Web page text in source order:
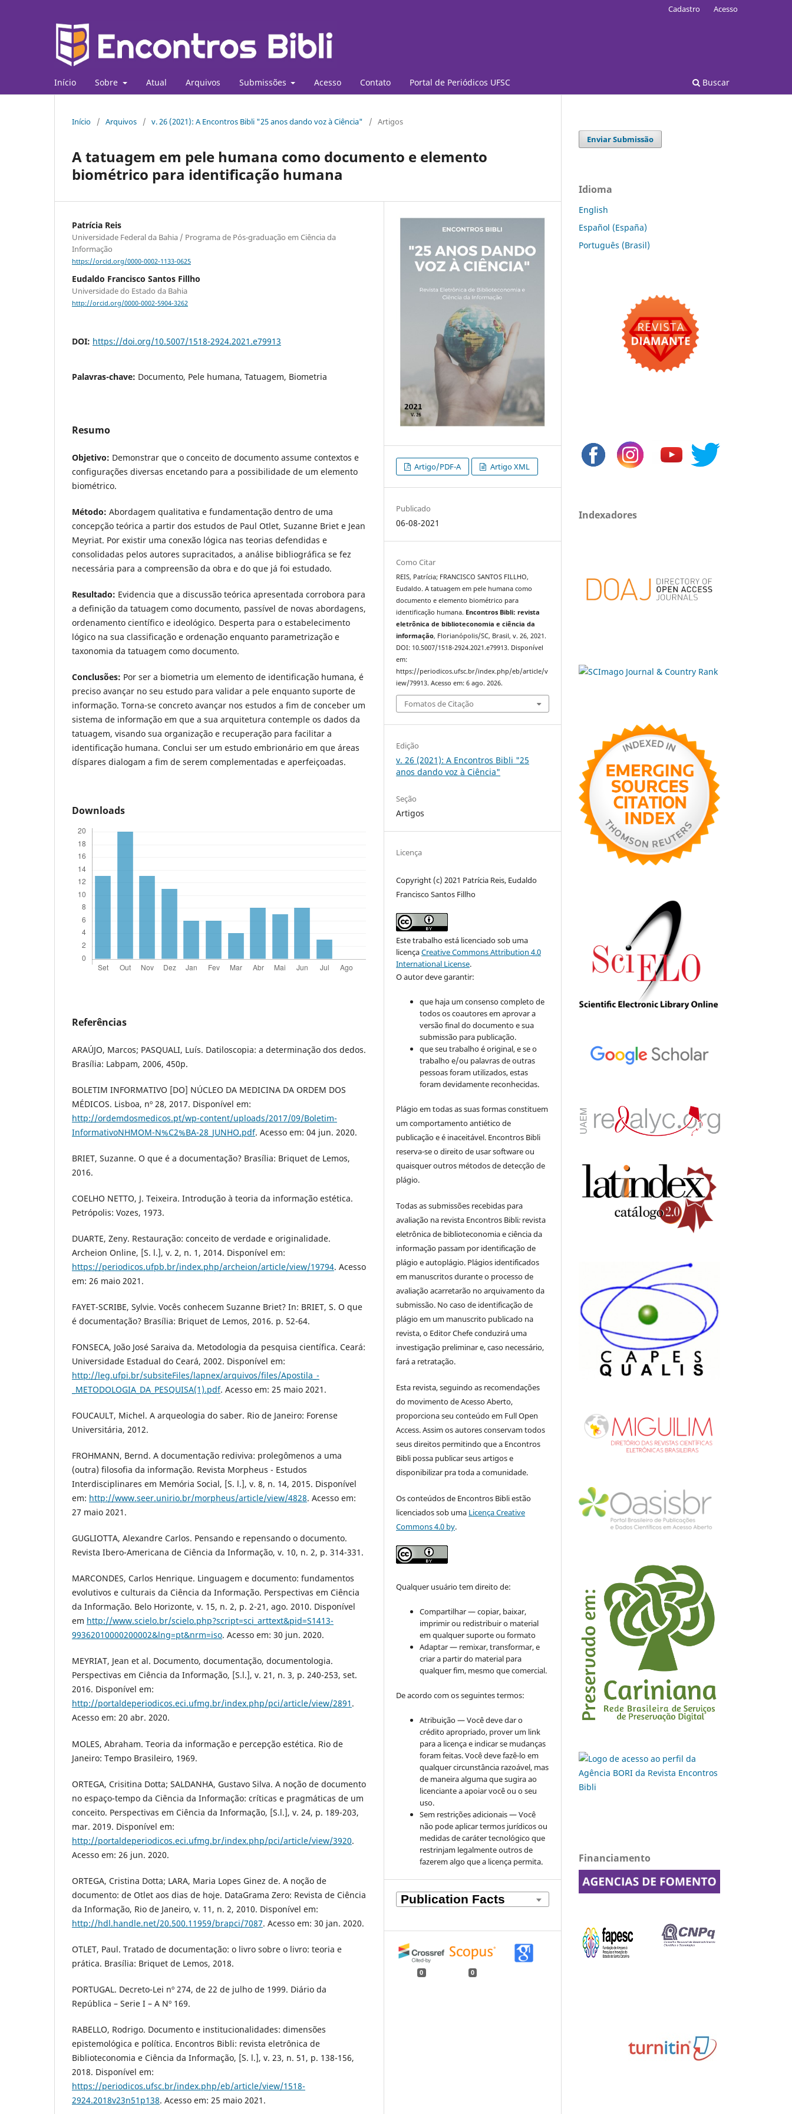
Início Sobre Atual Arquivos Submissões Acesso Contato Portal de Periódicos UFSC Buscar
Cadastro Acesso
Início / Arquivos / v. 26 (2021): A Encontros Bibli "25 anos dando voz à Ciência" / Artigos
A tatuagem em pele humana como documento e elemento
biométrico para identificação humana
Patrícia Reis
Universidade Federal da Bahia / Programa de Pós-graduação em Ciência da
Informação
https://orcid.org/0000-0002-1133-0625
Eudaldo Francisco Santos Fillho
Universidade do Estado da Bahia
http://orcid.org/0000-0002-5904-3262
DOI: https://doi.org/10.5007/1518-2924.2021.e79913
Palavras-chave: Documento, Pele humana, Tatuagem, Biometria
Resumo
Objetivo: Demonstrar que o conceito de documento assume contextos e
configurações diversas encetando para a possibilidade de um elemento
biométrico.
Método: Abordagem qualitativa e fundamentação dentro de uma
concepção teórica a partir dos estudos de Paul Otlet, Suzanne Briet e Jean
Meyriat. Por existir uma conexão lógica nas teorias defendidas e
consolidadas pelos autores supracitados, a análise bibliográfica se fez
necessária para a compreensão da obra e do que já foi estudado.
Resultado: Evidencia que a discussão teórica apresentada corrobora para
a definição da tatuagem como documento, passível de novas abordagens,
ordenamento científico e ideológico. Desperta para o estabelecimento
lógico na sua classificação e ordenação enquanto parametrização e
taxonomia da tatuagem como documento.
Conclusões: Por ser a biometria um elemento de identificação humana, é
preciso avançar no seu estudo para validar a pele enquanto suporte de
informação. Torna-se concreto avançar nos estudos a fim de conceber um
sistema de informação em que a sua arquitetura contemple os dados da
tatuagem, visando sua organização e recuperação para facilitar a
identificação humana. Conclui ser um estudo embrionário em que áreas
díspares dialogam a fim de serem complementadas e aperfeiçoadas.
Downloads
Referências
ARAÚJO, Marcos; PASQUALI, Luís. Datiloscopia: a determinação dos dedos.
Brasília: Labpam, 2006, 450p.
BOLETIM INFORMATIVO [DO] NÚCLEO DA MEDICINA DA ORDEM DOS
MÉDICOS. Lisboa, nº 28, 2017. Disponível em:
http://ordemdosmedicos.pt/wp-content/uploads/2017/09/Boletim-
InformativoNHMOM-N%C2%BA-28_JUNHO.pdf. Acesso em: 04 jun. 2020.
BRIET, Suzanne. O que é a documentação? Brasília: Briquet de Lemos,
2016.
COELHO NETTO, J. Teixeira. Introdução à teoria da informação estética.
Petrópolis: Vozes, 1973.
DUARTE, Zeny. Restauração: conceito de verdade e originalidade.
Archeion Online, [S. l.], v. 2, n. 1, 2014. Disponível em:
https://periodicos.ufpb.br/index.php/archeion/article/view/19794. Acesso
em: 26 maio 2021.
FAYET-SCRIBE, Sylvie. Vocês conhecem Suzanne Briet? In: BRIET, S. O que
é documentação? Brasília: Briquet de Lemos, 2016. p. 52-64.
FONSECA, João José Saraiva da. Metodologia da pesquisa científica. Ceará:
Universidade Estadual do Ceará, 2002. Disponível em:
http://leg.ufpi.br/subsiteFiles/lapnex/arquivos/files/Apostila_-
_METODOLOGIA_DA_PESQUISA(1).pdf. Acesso em: 25 maio 2021.
FOUCAULT, Michel. A arqueologia do saber. Rio de Janeiro: Forense
Universitária, 2012.
FROHMANN, Bernd. A documentação rediviva: prolegômenos a uma
(outra) filosofia da informação. Revista Morpheus - Estudos
Interdisciplinares em Memória Social, [S. l.], v. 8, n. 14, 2015. Disponível
em: http://www.seer.unirio.br/morpheus/article/view/4828. Acesso em:
27 maio 2021.
GUGLIOTTA, Alexandre Carlos. Pensando e repensando o documento.
Revista Ibero-Americana de Ciência da Informação, v. 10, n. 2, p. 314-331.
MARCONDES, Carlos Henrique. Linguagem e documento: fundamentos
evolutivos e culturais da Ciência da Informação. Perspectivas em Ciência
da Informação. Belo Horizonte, v. 15, n. 2, p. 2-21, ago. 2010. Disponível
em http://www.scielo.br/scielo.php?script=sci_arttext&pid=S1413-
99362010000200002&lng=pt&nrm=iso. Acesso em: 30 jun. 2020.
MEYRIAT, Jean et al. Documento, documentação, documentologia.
Perspectivas em Ciência da Informação, [S.l.], v. 21, n. 3, p. 240-253, set.
2016. Disponível em:
http://portaldeperiodicos.eci.ufmg.br/index.php/pci/article/view/2891 .
Acesso em: 20 abr. 2020.
MOLES, Abraham. Teoria da informação e percepção estética. Rio de
Janeiro: Tempo Brasileiro, 1969.
ORTEGA, Crisitina Dotta; SALDANHA, Gustavo Silva. A noção de documento
no espaço-tempo da Ciência da Informação: críticas e pragmáticas de um
conceito. Perspectivas em Ciência da Informação, [S.l.], v. 24, p. 189-203,
mar. 2019. Disponível em:
http://portaldeperiodicos.eci.ufmg.br/index.php/pci/article/view/3920.
Acesso em: 26 jun. 2020.
ORTEGA, Cristina Dotta; LARA, Maria Lopes Ginez de. A noção de
documento: de Otlet aos dias de hoje. DataGrama Zero: Revista de Ciência
da Informação, Rio de Janeiro, v. 11, n. 2, 2010. Disponível em:
http://hdl.handle.net/20.500.11959/brapci/7087. Acesso em: 30 jan. 2020.
OTLET, Paul. Tratado de documentação: o livro sobre o livro: teoria e
prática. Brasília: Briquet de Lemos, 2018.
PORTUGAL. Decreto-Lei nº 274, de 22 de julho de 1999. Diário da
República – Serie I – A Nº 169.
RABELLO, Rodrigo. Documento e institucionalidades: dimensões
epistemológica e política. Encontros Bibli: revista eletrônica de
Biblioteconomia e Ciência da Informação, [S. l.], v. 23, n. 51, p. 138-156,
2018. Disponível em:
https://periodicos.ufsc.br/index.php/eb/article/view/1518-
2924.2018v23n51p138. Acesso em: 25 maio 2021.
Artigo/PDF-A Artigo XML
Publicado
06-08-2021
Como Citar
REIS, Patrícia; FRANCISCO SANTOS FILLHO,
Eudaldo. A tatuagem em pele humana como
documento e elemento biométrico para
identificação humana. Encontros Bibli: revista
eletrônica de biblioteconomia e ciência da
informação, Florianópolis/SC, Brasil, v. 26, 2021.
DOI: 10.5007/1518-2924.2021.e79913. Disponível
em:
https://periodicos.ufsc.br/index.php/eb/article/v
iew/79913. Acesso em: 6 ago. 2026.
Fomatos de Citação
Edição
v. 26 (2021): A Encontros Bibli "25
anos dando voz à Ciência"
Seção
Artigos
Licença
Copyright (c) 2021 Patrícia Reis, Eudaldo
Francisco Santos Fillho
Este trabalho está licenciado sob uma
licençaCreative Commons Attribution 4.0
International License.
O autor deve garantir:
que haja um consenso completo de
todos os coautores em aprovar a
versão final do documento e sua
submissão para publicação.
que seu trabalho é original, e se o
trabalho e/ou palavras de outras
pessoas foram utilizados, estas
foram devidamente reconhecidas.
Plágio em todas as suas formas constituem
um comportamento antiético de
publicação e é inaceitável. Encontros Bibli
reserva-se o direito de usar software ou
quaisquer outros métodos de detecção de
plágio.
Todas as submissões recebidas para
avaliação na revista Encontros Bibli: revista
eletrônica de biblioteconomia e ciência da
informação passam por identificação de
plágio e autoplágio. Plágios identificados
em manuscritos durante o processo de
avaliação acarretarão no arquivamento da
submissão. No caso de identificação de
plágio em um manuscrito publicado na
revista, o Editor Chefe conduzirá uma
investigação preliminar e, caso necessário,
fará a retratação.
Esta revista, seguindo as recomendações
do movimento de Acesso Aberto,
proporciona seu conteúdo em Full Open
Access. Assim os autores conservam todos
seus direitos permitindo que a Encontros
Bibli possa publicar seus artigos e
disponibilizar pra toda a comunidade.
Os conteúdos de Encontros Bibli estão
licenciados sob uma Licença Creative
Commons 4.0 by.
Qualquer usuário tem direito de:
Compartilhar — copiar, baixar,
imprimir ou redistribuir o material
em qualquer suporte ou formato
Adaptar — remixar, transformar, e
criar a partir do material para
qualquer fim, mesmo que comercial.
De acordo com os seguintes termos:
Atribuição — Você deve dar o
crédito apropriado, prover um link
para a licença e indicar se mudanças
foram feitas. Você deve fazê-lo em
qualquer circunstância razoável, mas
de maneira alguma que sugira ao
licenciante a apoiar você ou o seu
uso.
Sem restrições adicionais — Você
não pode aplicar termos jurídicos ou
medidas de caráter tecnológico que
restrinjam legalmente outros de
fazerem algo que a licença permita.
0 0
Enviar Submissão
Idioma
English
Español (España)
Português (Brasil)
Indexadores
Financiamento